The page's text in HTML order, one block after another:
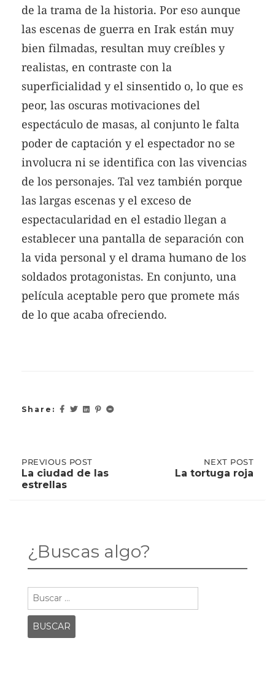
de la trama de la historia. Por eso aunque
las escenas de guerra en Irak están muy
bien filmadas, resultan muy creíbles y
realistas, en contraste con la
superficialidad y el sinsentido o, lo que es
peor, las oscuras motivaciones del
espectáculo de masas, al conjunto le falta
poder de captación y el espectador no se
involucra ni se identifica con las vivencias
de los personajes. Tal vez también porque
las largas escenas y el exceso de
espectacularidad en el estadio llegan a
establecer una pantalla de separación con
la vida personal y el drama humano de los
soldados protagonistas. En conjunto, una
película aceptable pero que promete más
de lo que acaba ofreciendo.
Share:
Post
PREVIOUS
POST:
LA
CIUDAD
PREVIOUS POST
La ciudad de las
estrellas
NEXT POST
La tortuga roja
¿Buscas algo?